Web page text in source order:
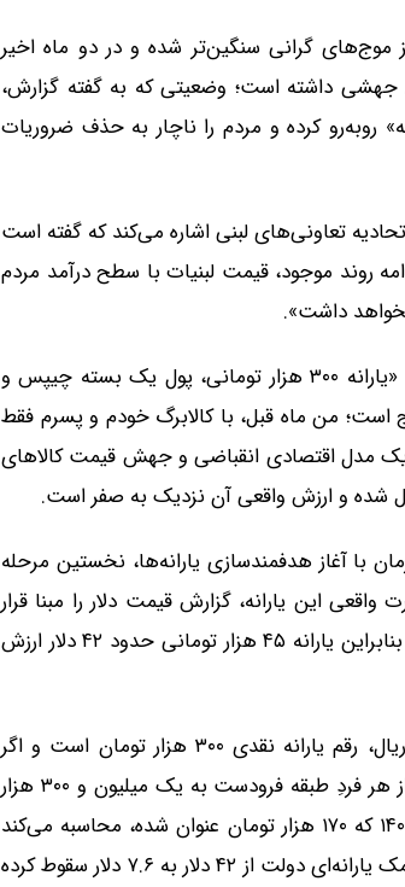
موج‌های گرانی سنگین‌تر شده و در دو ماه اخیر
جهشی داشته است؛ وضعیتی که به گفته گزارش،
روبه‌رو کرده و مردم را ناچار به حذف ضروریات
تعاونی‌های لبنی اشاره می‌کند که گفته است
روند موجود، قیمت لبنیات با سطح درآمد مردم
داشت».
«فاطمه» نیز میزان حمایت‌های موجود را ناچیز می‌داند و می‌گوید: «یارانه ۳۰۰ هزار تومانی، پول یک بسته چیپس و
من ماه قبل، با کالابرگ خودم و پسرم فقط
مدل اقتصادی انقباضی و جهش قیمت کالاهای
شده و ارزش واقعی آن نزدیک به صفر است.
گزارش یادآوری می‌کند که آذر ۱۳۸۹ و همزمان با آغاز هدفمندسازی یارانه‌ها، نخستین مرحله
قدرت واقعی این یارانه، گزارش قیمت دلار را مبنا قرار
می‌دهد و می‌نویسد: در سال ۱۳۸۹ هر دلار آمریکا ۱۰۶۰ تومان بود و بنابراین یارانه ۴۵ هزار تومانی حدود ۴۲ دلار ارزش
اما در سال ۱۴۰۵، با وجود گذشت ۱۶ سال و تضعیف شدید ارزش ریال، رقم یارانه نقدی ۳۰۰ هزار تومان است و اگر
کالابرگ یک میلیون تومانی هم اضافه شود، مجموع حمایت دولت از هر فردِ طبقه فرودست به یک میلیون و ۳۰۰ هزار
تومان می‌رسد. گزارش سپس با استناد به نرخ دلار در دهم خرداد ۱۴۰۵ که ۱۷۰ هزار تومان عنوان شده، محاسبه می‌کند
مجموع یارانه و کالابرگ تنها ۷.۶ دلار ارزش دارد؛ یعنی ارزش واقعی کمک یارانه‌ای دولت از ۴۲ دلار به ۷.۶ دلار سقوط کرده